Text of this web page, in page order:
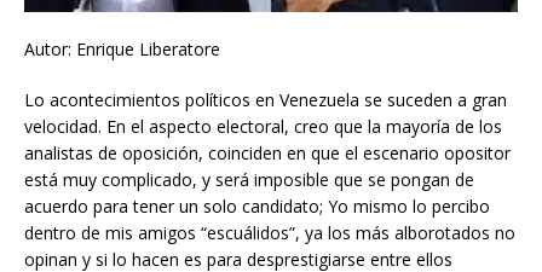
Autor: Enrique Liberatore
Lo acontecimientos políticos en Venezuela se suceden a gran
velocidad. En el aspecto electoral, creo que la mayoría de los
analistas de oposición, coinciden en que el escenario opositor
está muy complicado, y será imposible que se pongan de
acuerdo para tener un solo candidato; Yo mismo lo percibo
dentro de mis amigos “escuálidos”, ya los más alborotados no
opinan y si lo hacen es para desprestigiarse entre ellos